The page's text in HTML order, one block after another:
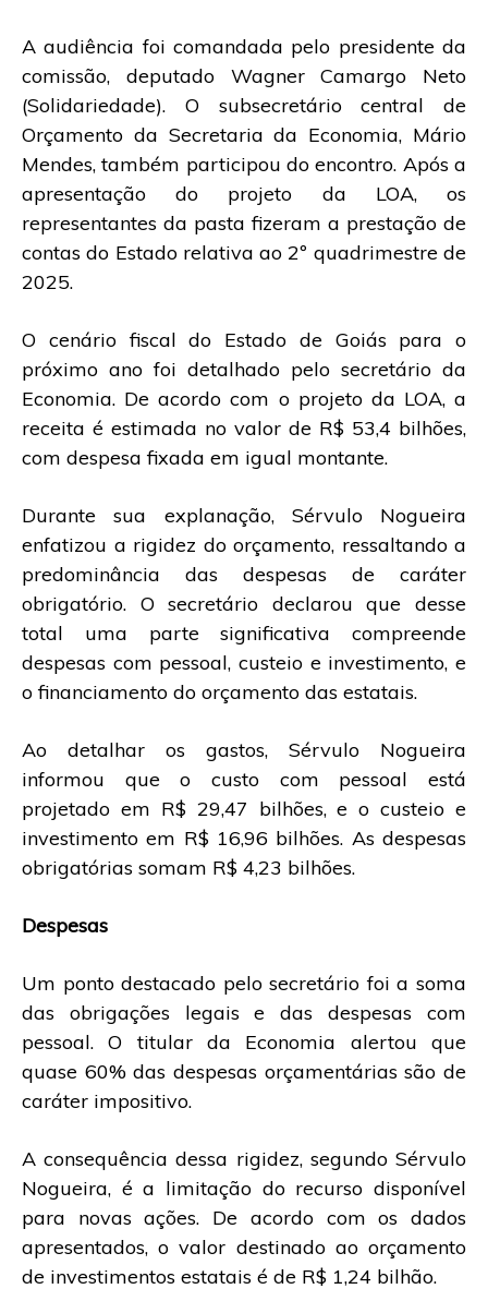
A audiência foi comandada pelo presidente da
comissão, deputado Wagner Camargo Neto
(Solidariedade). O subsecretário central de
Orçamento da Secretaria da Economia, Mário
Mendes, também participou do encontro. Após a
apresentação do projeto da LOA, os
representantes da pasta fizeram a prestação de
contas do Estado relativa ao 2º quadrimestre de
2025.
O cenário fiscal do Estado de Goiás para o
próximo ano foi detalhado pelo secretário da
Economia. De acordo com o projeto da LOA, a
receita é estimada no valor de R$ 53,4 bilhões,
com despesa fixada em igual montante.
Durante sua explanação, Sérvulo Nogueira
enfatizou a rigidez do orçamento, ressaltando a
predominância das despesas de caráter
obrigatório. O secretário declarou que desse
total uma parte significativa compreende
despesas com pessoal, custeio e investimento, e
o financiamento do orçamento das estatais.
Ao detalhar os gastos, Sérvulo Nogueira
informou que o custo com pessoal está
projetado em R$ 29,47 bilhões, e o custeio e
investimento em R$ 16,96 bilhões. As despesas
obrigatórias somam R$ 4,23 bilhões.
Despesas
Um ponto destacado pelo secretário foi a soma
das obrigações legais e das despesas com
pessoal. O titular da Economia alertou que
quase 60% das despesas orçamentárias são de
caráter impositivo.
A consequência dessa rigidez, segundo Sérvulo
Nogueira, é a limitação do recurso disponível
para novas ações. De acordo com os dados
apresentados, o valor destinado ao orçamento
de investimentos estatais é de R$ 1,24 bilhão.